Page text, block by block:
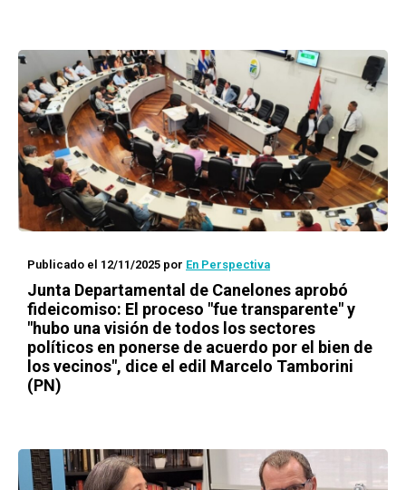
Publicado el 12/11/2025 por En Perspectiva
Junta Departamental de Canelones aprobó
fideicomiso: El proceso "fue transparente" y
"hubo una visión de todos los sectores
políticos en ponerse de acuerdo por el bien de
los vecinos", dice el edil Marcelo Tamborini
(PN)